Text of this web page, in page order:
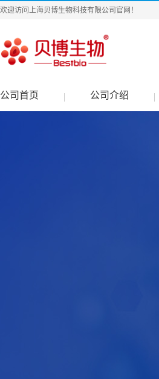
欢迎访问上海贝博生物科技有限公司官网！
公司首页 公司介绍